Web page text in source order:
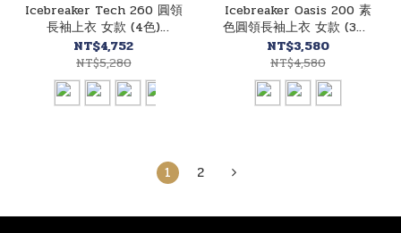
Icebreaker Tech 260 圓領
長袖上衣 女款 (4色)
12IB104387
NT$4,752
NT$5,280
Icebreaker Oasis 200 素
色圓領長袖上衣 女款 (3色)
12IB104375
NT$3,580
NT$4,580
1 2